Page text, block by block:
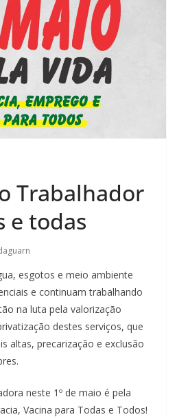
Trabalhador
e todas
esgotos e meio ambiente
e continuam trabalhando
na luta pela valorização
destes serviços, que
altas, precarização e exclusão
neste 1º de maio é pela
Vacina para Todas e Todos!